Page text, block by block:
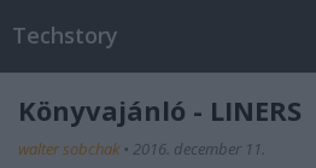
Techstory
Könyvajánló - LINERS
walter sobchak • 2016. december 11.